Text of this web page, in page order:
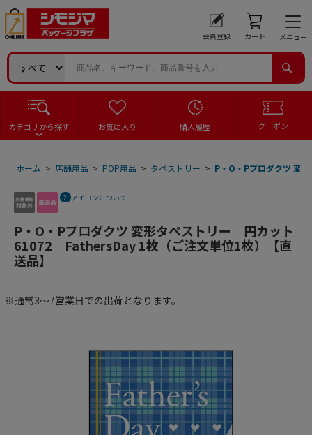
会員登録 カート メニュー
カテゴリから探す お気に入り 購入履歴 クーポン
ホーム > 店舗用品 > POP用品 > タペストリー > P・O・Pプロダクツ 変
アイコンについて
P・O・Pプロダクツ 変形タペストリー 円カット
61072 FathersDay 1枚（ご注文単位1枚）【直
送品】
※通常3～7営業日での出荷となります。